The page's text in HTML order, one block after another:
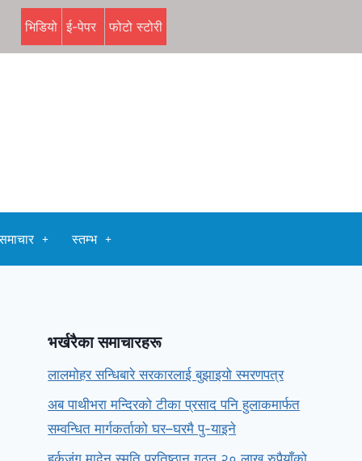
भिडियो ई-पेपर फोटो स्टोरी
स्तम्भ
भर्खरैका समाचारहरू
लालमोहर सन्धिबारे सरकारलाई बुझाइयो स्मरणपत्र
अब पाथीभरा मन्दिरको टीका प्रसाद पनि हुलाकमार्फत
सम्वन्धित मार्गकर्ताको घर–घरमै पु-याइने